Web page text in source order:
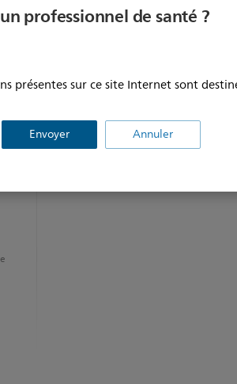
professionnel de santé ?
présentes sur ce site Internet sont
Envoyer Annuler
en